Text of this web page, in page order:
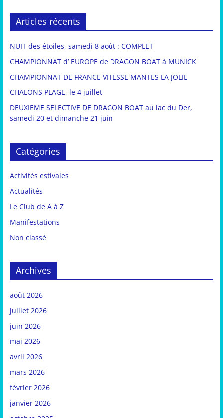
Articles récents
NUIT des étoiles, samedi 8 août : COMPLET
CHAMPIONNAT d’ EUROPE de DRAGON BOAT à MUNICK
CHAMPIONNAT DE FRANCE VITESSE MANTES LA JOLIE
CHALONS PLAGE, le 4 juillet
DEUXIEME SELECTIVE DE DRAGON BOAT au lac du Der,
samedi 20 et dimanche 21 juin
Catégories
Activités estivales
Actualités
Le Club de A à Z
Manifestations
Non classé
Archives
août 2026
juillet 2026
juin 2026
mai 2026
avril 2026
mars 2026
février 2026
janvier 2026